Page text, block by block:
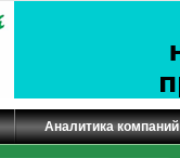
Аналитика компаний